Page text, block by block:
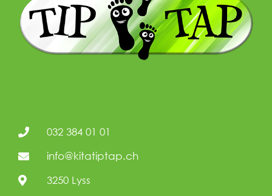
032 384 01 01
info@kitatiptap.ch
3250 Lyss